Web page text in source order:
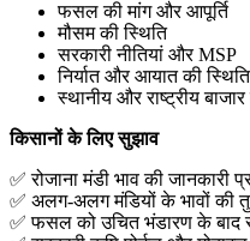
फसल की मांग और आपूर्ति
मौसम की स्थिति
सरकारी नीतियां और MSP
निर्यात और आयात की स्थिति
स्थानीय और राष्ट्रीय बाजार
किसानों के लिए सुझाव
✅ रोजाना मंडी भाव की जानकारी
✅ अलग-अलग मंडियों के भावों की
✅ फसल को उचित भंडारण के बाद